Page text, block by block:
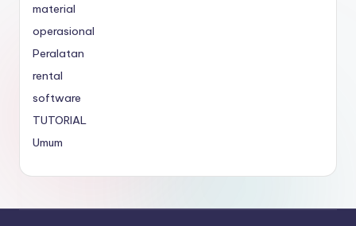
material
operasional
Peralatan
rental
software
TUTORIAL
Umum